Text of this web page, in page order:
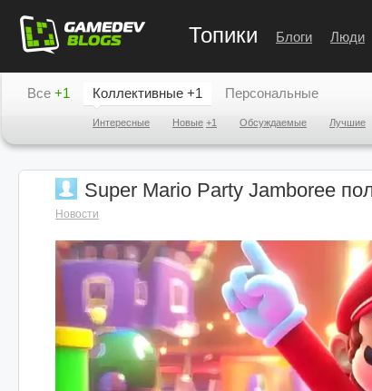
Топики Блоги Люди
Все +1 Коллективные +1
Интересные Новые +1 Обсуждаемые Лучшие
Персональные
Super Mario Party Jamboree
Новости